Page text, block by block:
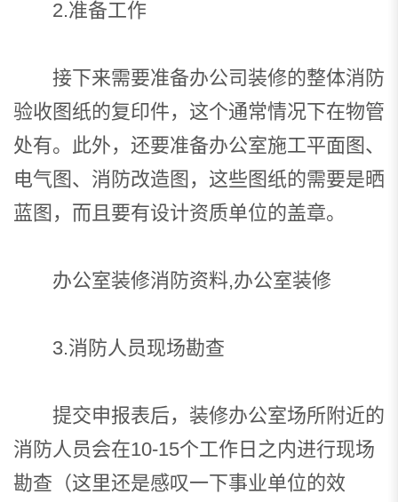
2.准备工作
接下来需要准备办公司装修的整体消防
验收图纸的复印件，这个通常情况下在物管
处有。此外，还要准备办公室施工平面图、
电气图、消防改造图，这些图纸的需要是晒
蓝图，而且要有设计资质单位的盖章。
办公室装修消防资料,办公室装修
3.消防人员现场勘查
提交申报表后，装修办公室场所附近的
消防人员会在10-15个工作日之内进行现场
勘查（这里还是感叹一下事业单位的效